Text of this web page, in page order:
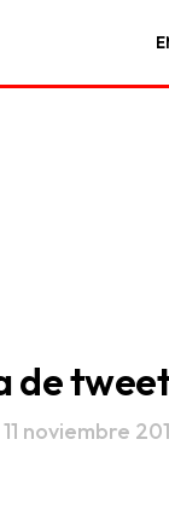
de
noviembre